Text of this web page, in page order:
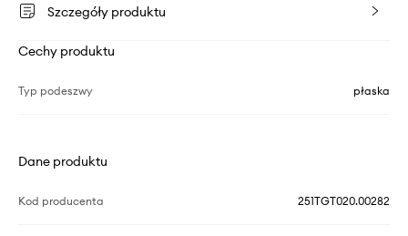
Szczegóły produktu
Cechy produktu
Typ podeszwy płaska
Dane produktu
Kod producenta 251TGT020.00282